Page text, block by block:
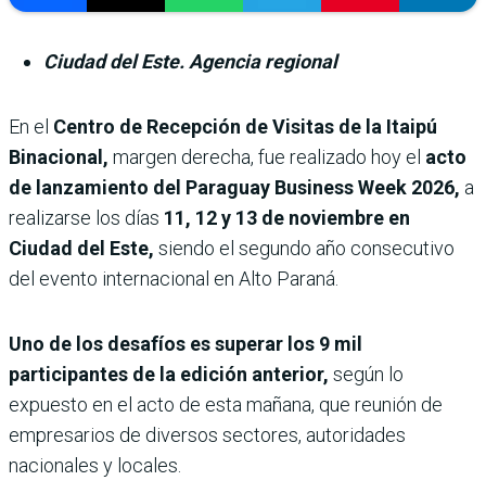
Ciudad del Este. Agencia regional
En el Centro de Recepción de Visitas de la Itaipú
Binacional, margen derecha, fue realizado hoy el acto
de lanzamiento del Paraguay Business Week 2026, a
realizarse los días 11, 12 y 13 de noviembre en
Ciudad del Este, siendo el segundo año consecutivo
del evento internacional en Alto Paraná.
Uno de los desafíos es superar los 9 mil
participantes de la edición anterior, según lo
expuesto en el acto de esta mañana, que reunión de
empresarios de diversos sectores, autoridades
nacionales y locales.